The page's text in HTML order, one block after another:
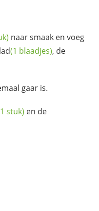
naar smaak en voeg
(1 blaadjes), de
gaar is.
stuk) en de